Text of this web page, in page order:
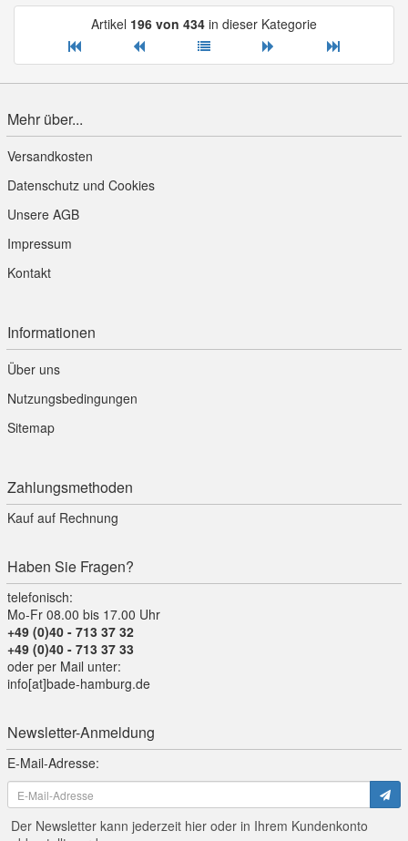
Artikel 196 von 434 in dieser Kategorie
Mehr über...
Versandkosten
Datenschutz und Cookies
Unsere AGB
Impressum
Kontakt
Informationen
Über uns
Nutzungsbedingungen
Sitemap
Zahlungsmethoden
Kauf auf Rechnung
Haben Sie Fragen?
telefonisch:
Mo-Fr 08.00 bis 17.00 Uhr
+49 (0)40 - 713 37 32
+49 (0)40 - 713 37 33
oder per Mail unter:
info[at]bade-hamburg.de
Newsletter-Anmeldung
E-Mail-Adresse:
Der Newsletter kann jederzeit hier oder in Ihrem Kundenkonto